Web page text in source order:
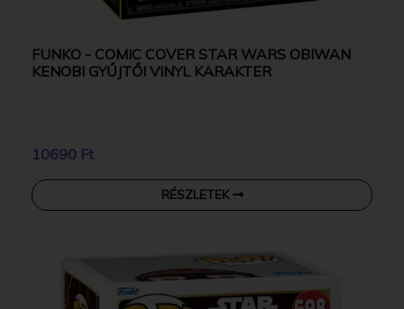
FUNKO - COMIC COVER STAR WARS OBIWAN
KENOBI GYŰJTŐI VINYL KARAKTER
10690 Ft
RÉSZLETEK